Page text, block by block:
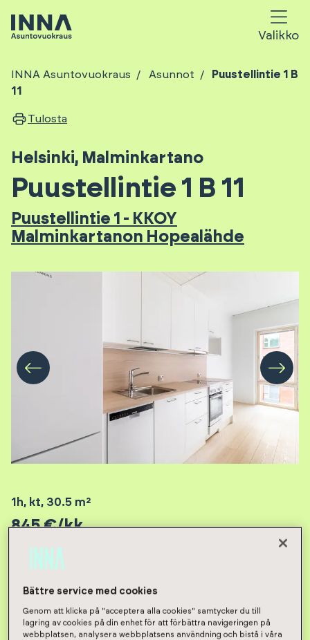
Valikko
INNA Asuntovuokraus Asunnot
Puustellintie 1 B
11
Tulosta
Helsinki, Malminkartano
Puustellintie 1 B 11
Puustellintie 1 - KKOY
Malminkartanon Hopealähde
1h, kt, 30.5 m²
845€/kk
Vuokravakuus 845 €
Jätä asuntohakemus
Bättre service med cookies
Genom att klicka på "acceptera alla cookies" samtycker du till
lagring av cookies på din enhet för att förbättra navigeringen på
webbplatsen, analysera webbplatsens användning och bistå i våra